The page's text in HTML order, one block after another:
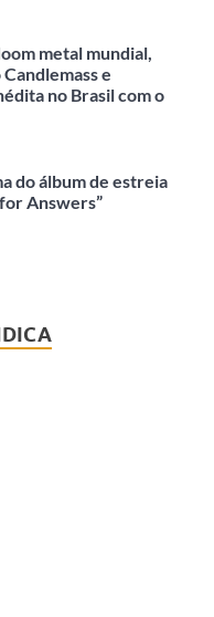
metal mundial,
e
no Brasil com o
do álbum de estreia
Answers”